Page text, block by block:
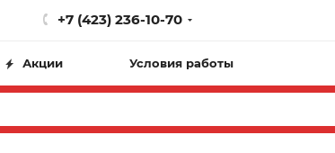
+7 (423) 236-10-70
Акции Условия работы